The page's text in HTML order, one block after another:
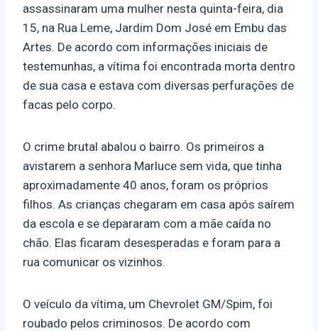
assassinaram uma mulher nesta quinta-feira, dia
15, na Rua Leme, Jardim Dom José em Embu das
Artes. De acordo com informações iniciais de
testemunhas, a vítima foi encontrada morta dentro
de sua casa e estava com diversas perfurações de
facas pelo corpo.
O crime brutal abalou o bairro. Os primeiros a
avistarem a senhora Marluce sem vida, que tinha
aproximadamente 40 anos, foram os próprios
filhos. As crianças chegaram em casa após saírem
da escola e se depararam com a mãe caída no
chão. Elas ficaram desesperadas e foram para a
rua comunicar os vizinhos.
O veículo da vítima, um Chevrolet GM/Spim, foi
roubado pelos criminosos. De acordo com